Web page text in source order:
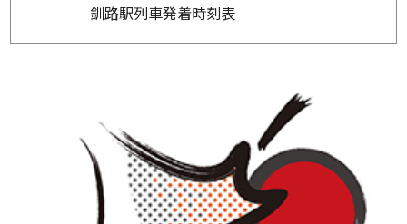
釧路駅列車発着時刻表